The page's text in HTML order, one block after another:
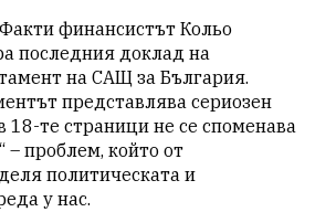
финансистът Кольо
последния доклад на
на САЩ за България.
представлява сериозен
18-те страници не се споменава
– проблем, който от
политическата и
у нас.